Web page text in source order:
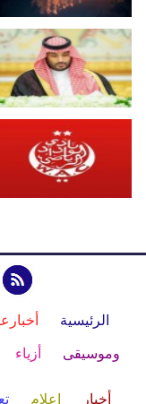
الرئيسية
وموسيقى أزياء
أخبار إعلام